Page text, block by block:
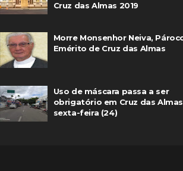
Cruz das Almas 2019
Morre Monsenhor Neiva,
Emérito de Cruz das Almas
Uso de máscara passa a ser
obrigatório em Cruz das
sexta-feira (24)